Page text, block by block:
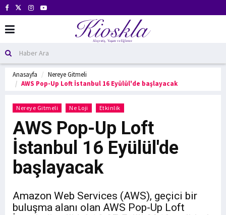
Anasayfa
Nereye Gitmeli
AWS Pop-Up Loft İstanbul 16 Eyülül'de başlayacak
Nereye Gitmeli Ne Loji Etkinlik
AWS Pop-Up Loft
İstanbul 16 Eyülül'de
başlayacak
Amazon Web Services (AWS), geçici bir
buluşma alanı olan AWS Pop-Up Loft